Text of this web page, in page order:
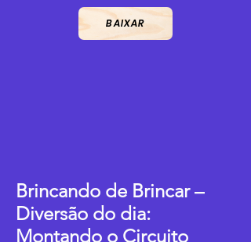
BAIXAR
Brincando de Brincar –
Diversão do dia:
Montando o Circuito